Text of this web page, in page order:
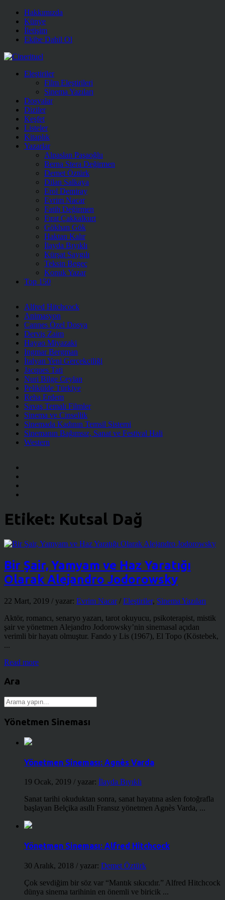
Hakkımızda
Künye
İletişim
Ekibe Dahil Ol
Eleştiriler
Film Eleştirileri
Sinema Yazıları
Dosyalar
Diziler
Keşfet
Listeler
Kitaplık
Yazarlar
Alpaslan Paşaoğlu
Berna Stera Değirmen
Demet Öztürk
Dilan Salkaya
Erol Demiray
Evrim Nacar
Fatih Değirmen
Fırat Çakkalkurt
Gökhan Gök
Haktan Kalır
İlayda Bıyıklı
Kürşat Saygılı
Teksin Begeç
Konuk Yazar
Top 150
Alfred Hitchcock
Animasyon
Cannes Özel Dosya
Derviş Zaim
Hayao Miyazaki
Ingmar Bergman
İtalyan Yeni Gerçekçiliği
Jacques Tati
Nuri Bilge Ceylan
Pelikülde Türkiye
Reha Erdem
Savaş Temalı Filmler
Sinema ve Cinsellik
Sinemada Kadının Temsil Sistemi
Sinemanın Bağımsız, Sanat ve Festival Hali
Western
Etiket: Kutsal Dağ
Bir Şair, Yamyam ve Haz Yaratığı
Olarak Alejandro Jodorowsky
22 Mart, 2019 / yazar: Evrim Nacar/ Eleştiriler, Sinema Yazıları
Aktör, romancı, senaryo yazarı, tarot okuyucu, psikoterapist, mistik
şair ve yönetmen Alejandro Jodorowsky’nin sinemasal açıdan
verimli bir hayatı olmuştur. Fando y Lis (1967), El Topo (Köstebek,
...
Read more
Ara
Yönetmen Sineması
Yönetmen Sineması: Agnès Varda
19 Ocak, 2019 / yazar: İlayda Bıyıklı
Sanat tarihi okuduktan sonra, sanat hayatına aslen fotoğrafla
başlayan Belçika asıllı Fransız yönetmen Agnès Varda, ...
Yönetmen Sineması: Alfred Hitchcock
30 Aralık, 2018 / yazar: Demet Öztürk
Çok sevdiğim bir söz var “Mantık sıkıcıdır.” Alfred Hitchcock
dünya sinema tarihinin en önemli ve biricik ...